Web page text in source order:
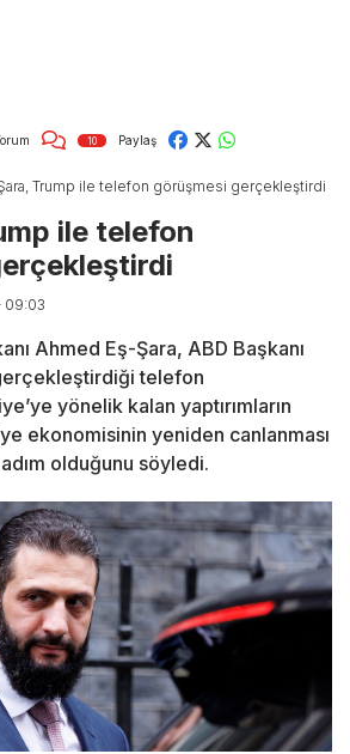
10 Paylaş
Trump ile telefon görüşmesi gerçekleştirdi
ile telefon
09:03
Ahmed Eş-Şara, ABD Başkanı
telefon
yönelik kalan yaptırımların
ekonomisinin yeniden canlanması
olduğunu söyledi.